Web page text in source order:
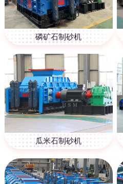
磷矿石制砂机
瓜米石制砂机